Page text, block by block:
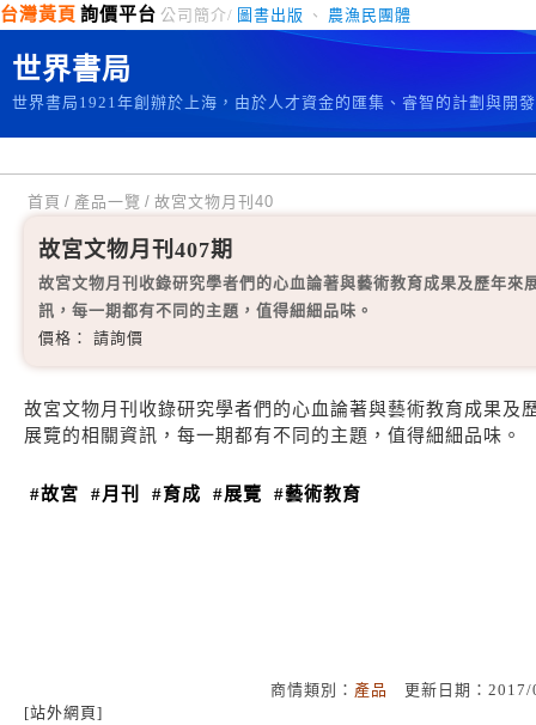
台灣黃頁 詢價平台 公司簡介/ 圖書出版 、 農漁民團體
世界書局
世界書局1921年創辦於上海，由於人才資金的匯集、睿智的計劃與開
首頁 / 產品一覽 / 故宮文物月刊40
故宮文物月刊407期
故宮文物月刊收錄研究學者們的心血論著與藝術教育成果及歷年來
訊，每一期都有不同的主題，值得細細品味。
價格： 請詢價
故宮文物月刊收錄研究學者們的心血論著與藝術教育成果及
展覽的相關資訊，每一期都有不同的主題，值得細細品味。
#故宮 #月刊 #育成 #展覽 #藝術教育
商情類別： 產品
更新日期：
[站外網頁]